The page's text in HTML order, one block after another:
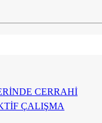
CERRAHİ
ÇALIŞMA